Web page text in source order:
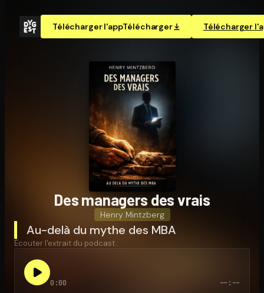
Télécharger l'appTélécharger Télécharger
Des managers des vrais
Henry Mintzberg
Au-delà du mythe des MBA
Écouter l'extrait du podcast :
0:00 --:--